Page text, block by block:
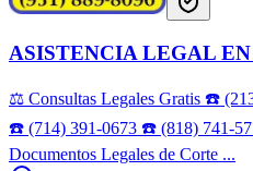
ASISTENCIA LEGAL
⚖️ Consultas Legales Gratis ☎️
☎️ (714) 391-0673 ☎️ (818) 741-
Documentos Legales de Corte ...